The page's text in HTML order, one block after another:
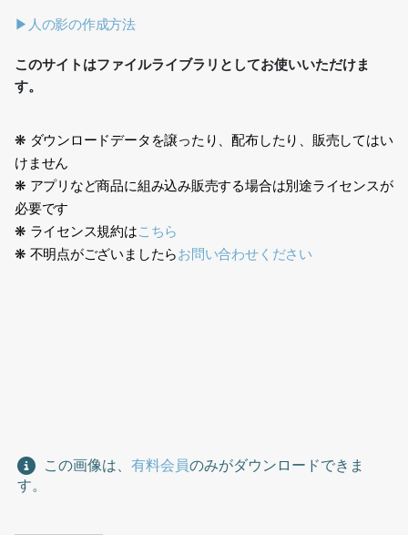
▶人の影の作成方法
このサイトはファイルライブラリとしてお使いいただけま
す。
❋ ダウンロードデータを譲ったり、配布したり、販売してはい
けません
❋ アプリなど商品に組み込み販売する場合は別途ライセンスが
必要です
❋ ライセンス規約はこちら
❋ 不明点がございましたらお問い合わせください
この画像は、 有料会員のみがダウンロードできま
す。